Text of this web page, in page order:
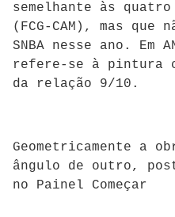
semelhante às
(FCG-CAM), mas que
SNBA nesse ano. Em
refere-se à pintura
da relação 9/10.
Geometricamente a
ângulo de outro,
no Painel Começar